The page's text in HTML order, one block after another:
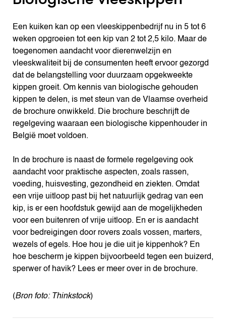
Een kuiken kan op een vleeskippenbedrijf nu in 5 tot 6
weken opgroeien tot een kip van 2 tot 2,5 kilo. Maar de
toegenomen aandacht voor dierenwelzijn en
vleeskwaliteit bij de consumenten heeft ervoor gezorgd
dat de belangstelling voor duurzaam opgekweekte
kippen groeit. Om kennis van biologische gehouden
kippen te delen, is met steun van de Vlaamse overheid
de brochure onwikkeld. Die brochure beschrijft de
regelgeving waaraan een biologische kippenhouder in
België moet voldoen.
In de brochure is naast de formele regelgeving ook
aandacht voor praktische aspecten, zoals rassen,
voeding, huisvesting, gezondheid en ziekten. Omdat
een vrije uitloop past bij het natuurlijk gedrag van een
kip, is er een hoofdstuk gewijd aan de mogelijkheden
voor een buitenren of vrije uitloop. En er is aandacht
voor bedreigingen door rovers zoals vossen, marters,
wezels of egels. Hoe hou je die uit je kippenhok? En
hoe bescherm je kippen bijvoorbeeld tegen een buizerd,
sperwer of havik? Lees er meer over in de brochure.
(Bron foto: Thinkstock)